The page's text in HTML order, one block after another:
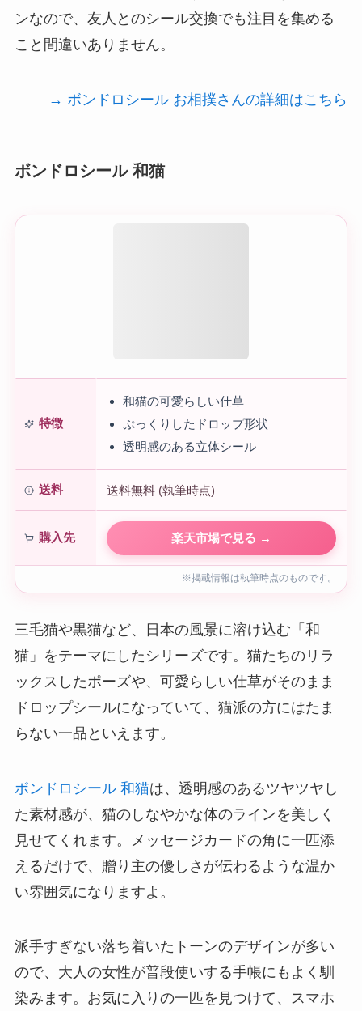
ンなので、友人とのシール交換でも注目を集める
こと間違いありません。
→ ボンドロシール お相撲さんの詳細はこちら
ボンドロシール 和猫
特徴
和猫の可愛らしい仕草
ぷっくりしたドロップ形状
透明感のある立体シール
送料 送料無料 (執筆時点)
購入先 楽天市場で見る →
※掲載情報は執筆時点のものです。
三毛猫や黒猫など、日本の風景に溶け込む「和
猫」をテーマにしたシリーズです。猫たちのリラ
ックスしたポーズや、可愛らしい仕草がそのまま
ドロップシールになっていて、猫派の方にはたま
らない一品といえます。
ボンドロシール 和猫は、透明感のあるツヤツヤし
た素材感が、猫のしなやかな体のラインを美しく
見せてくれます。メッセージカードの角に一匹添
えるだけで、贈り主の優しさが伝わるような温か
い雰囲気になりますよ。
派手すぎない落ち着いたトーンのデザインが多い
ので、大人の女性が普段使いする手帳にもよく馴
染みます。お気に入りの一匹を見つけて、スマホ